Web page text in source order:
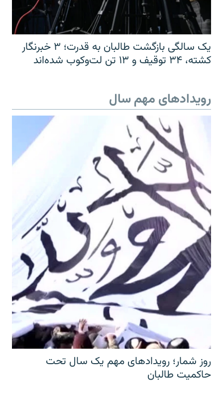
یک سالگی بازگشت طالبان به قدرت؛ ۳ خبرنگار
کشته، ۳۴ توقیف و ۱۳ تن لت‌وکوب شده‌اند
رویدادهای مهم سال
روز شمار؛ رویدادهای مهم یک سال تحت
حاکمیت طالبان